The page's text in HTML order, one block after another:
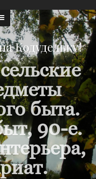
Кодудельку!
быта.
90-е.